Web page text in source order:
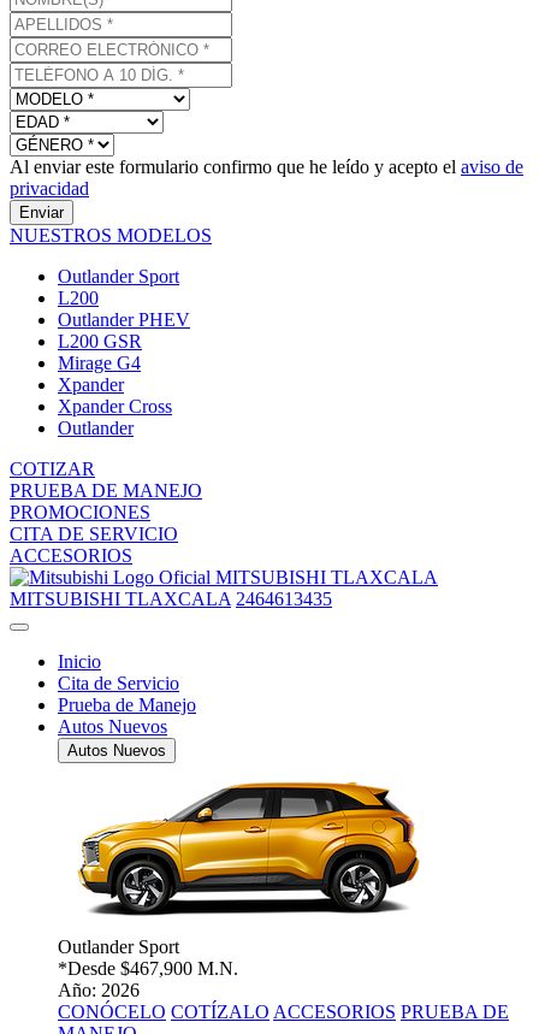
Al enviar este formulario confirmo que he leído y acepto el aviso de
privacidad
Enviar
NUESTROS MODELOS
Outlander Sport
L200
Outlander PHEV
L200 GSR
Mirage G4
Xpander
Xpander Cross
Outlander
COTIZAR
PRUEBA DE MANEJO
PROMOCIONES
CITA DE SERVICIO
ACCESORIOS
MITSUBISHI TLAXCALA
MITSUBISHI TLAXCALA 2464613435
Inicio
Cita de Servicio
Prueba de Manejo
Autos Nuevos
Autos Nuevos
Outlander Sport
*Desde $467,900 M.N.
Año: 2026
CONÓCELO COTÍZALO ACCESORIOS PRUEBA DE